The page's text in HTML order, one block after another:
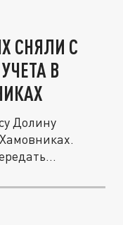
СНЯЛИ С
В
Долину